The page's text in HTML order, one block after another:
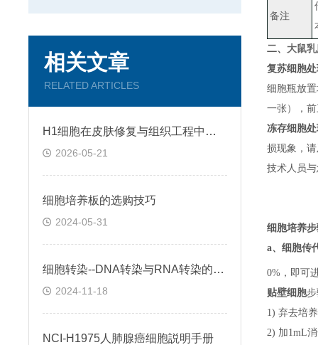
相关文章
RELATED ARTICLES
H1细胞在皮肤修复与组织工程中的应用前景
2026-05-21
细胞培养板的选购技巧
2024-05-31
细胞转染--DNA转染与RNA转染的区别
2024-11-18
NCI-H1975人肺腺癌细胞説明手册
备注
二、 大鼠
复苏细胞
细胞瓶放
一张）
，
冻存细胞
损现象，
技术人员
细胞培养
a、 细胞传
0%，即可
贴壁细胞
1) 弃去培
2) 加1mL